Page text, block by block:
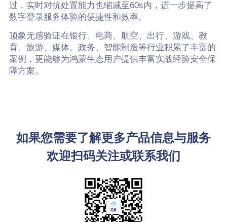
过，实时对抗处置能力也缩减至60s内，进一步提高了
数字登录服务体验的便捷性和效率。
顶象无感验证在银行、电商、航空、出行、游戏、教
育、旅游、媒体、政务、智能制造等行业积累了丰富的
案例，更能够为鸿蒙生态用户提供丰富实战经验安全保
障方案。
如果您需要了解更多产品信息与服务
欢迎扫码关注或联系我们